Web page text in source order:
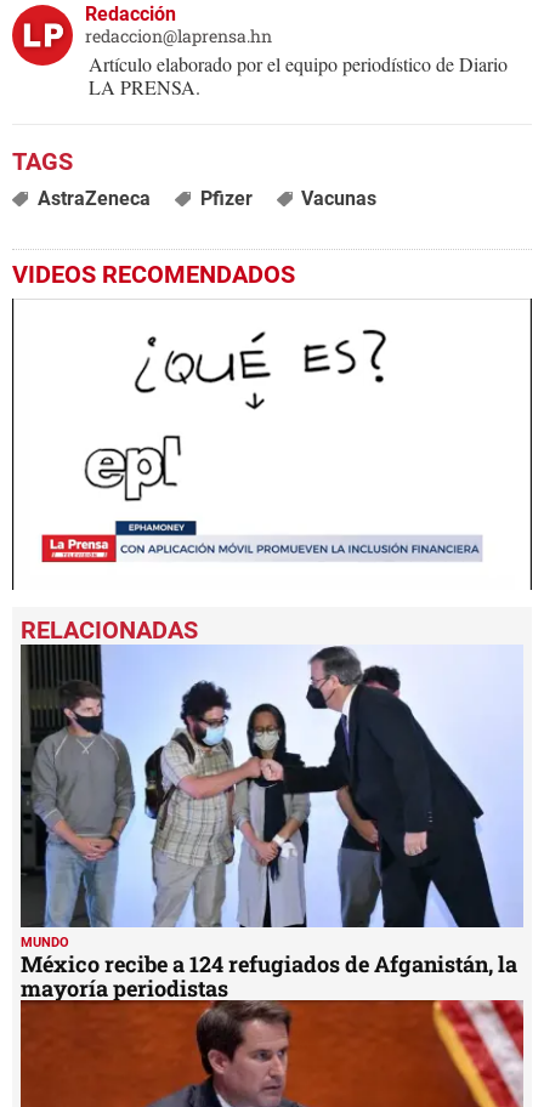
Redacción
redaccion@laprensa.hn
Artículo elaborado por el equipo periodístico de Diario
LA PRENSA.
AstraZeneca Pfizer Vacunas
VIDEOS RECOMENDADOS
seconds
of
minute,
seconds
MUNDO
México recibe a 124 refugiados de Afganistán, la
mayoría periodistas